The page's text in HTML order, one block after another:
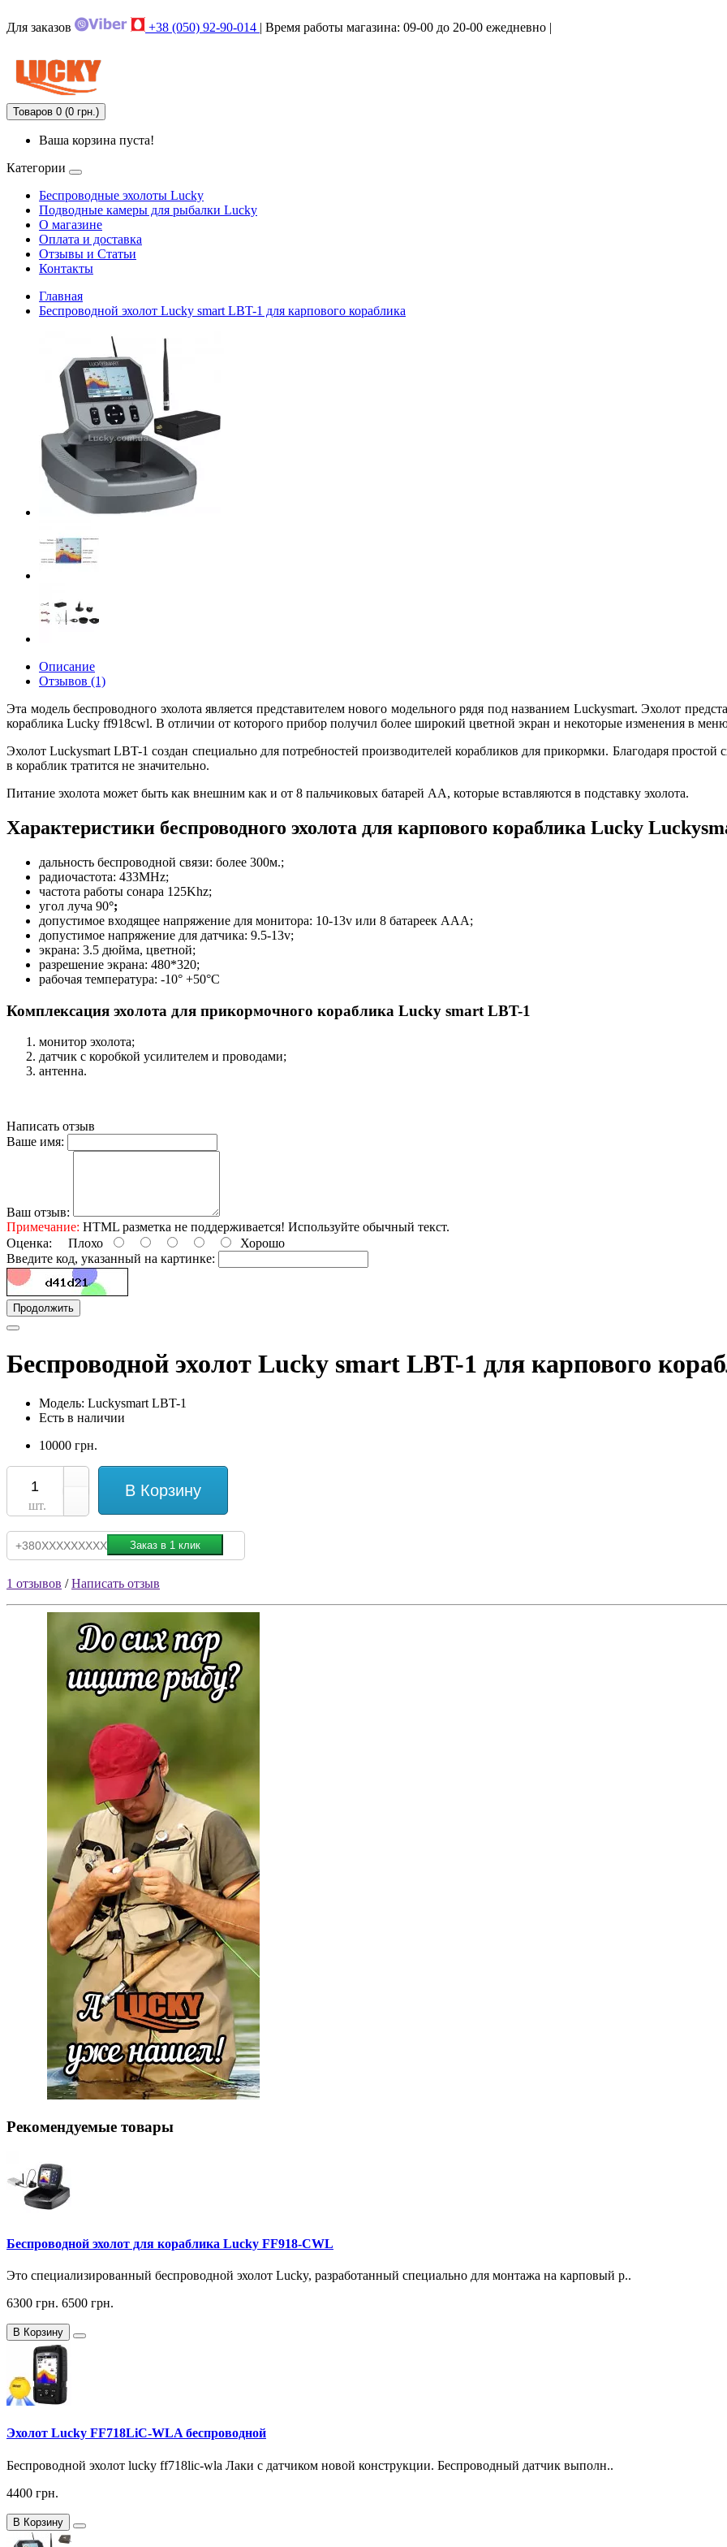
Для заказов +38 (050) 92-90-014 | Время работы магазина: 09-00 до 20-00 ежедневно |
Товаров 0 (0 грн.)
Ваша корзина пуста!
Категории
Беспроводные эхолоты Lucky
Подводные камеры для рыбалки Lucky
О магазине
Оплата и доставка
Отзывы и Статьи
Контакты
Главная
Беспроводной эхолот Lucky smart LBT-1 для карпового кораблика
Описание
Отзывов (1)
Эта модель беспроводного эхолота является представителем нового модельного рядя под названием Luckysmart. Эхолот
кораблика Lucky ff918cwl. В отличии от которого прибор получил более широкий цветной экран и некоторые изменения в меню
Эхолот Luckysmart LBT-1 создан специально для потребностей производителей корабликов для прикормки. Благодаря простой
в кораблик тратится не значительно.
Питание эхолота может быть как внешним как и от 8 пальчиковых батарей АА, которые вставляются в подставку эхолота.
Характеристики беспроводного эхолота для карпового кораблика Lucky
дальность беспроводной связи: более 300м.;
радиочастота: 433MHz;
частота работы сонара 125Khz;
угол луча 90°;
допустимое входящее напряжение для монитора: 10-13v или 8 батареек ААА;
допустимое напряжение для датчика: 9.5-13v;
экрана: 3.5 дюйма, цветной;
разрешение экрана: 480*320;
рабочая температура: -10° +50°C
Комплексация эхолота для прикормочного кораблика Lucky smart LBT-1
монитор эхолота;
датчик с коробкой усилителем и проводами;
антенна.
Написать отзыв
Ваше имя:
Ваш отзыв:
Примечание: HTML разметка не поддерживается! Используйте обычный текст.
Оценка: Плохо
Хорошо
Введите код, указанный на картинке:
Продолжить
Беспроводной эхолот Lucky smart LBT-1 для карпового
Модель: Luckysmart LBT-1
Есть в наличии
10000 грн.
шт.
В Корзину
1 отзывов /Написать отзыв
Рекомендуемые товары
Беспроводной эхолот для кораблика Lucky FF918-CWL
Это специализированный беспроводной эхолот Lucky, разработанный специально для монтажа на карповый р..
6300 грн. 6500 грн.
В Корзину
Эхолот Lucky FF718LiC-WLA беспроводной
Беспроводной эхолот lucky ff718lic-wla Лаки с датчиком новой конструкции. Беспроводный датчик выполн..
4400 грн.
В Корзину